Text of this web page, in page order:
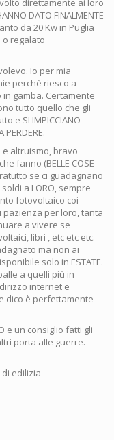
DATO FINALMENTE
da 20 Kw in Puglia
regalato
Io per mia
perchè riesco a
gamba. Certamente
tutto quello che gli
e SI IMPICCIANO
PERDERE.
e altruismo, bravo
fanno (BELLE COSE
se ci guadagnano
a LORO, sempre
fotovoltaico coi
pazienza per loro, tanta
a vivere se
libri , etc etc etc.
ma non ai
solo in ESTATE.
a quelli più in
internet e
dico è perfettamente
e un consiglio fatti gli
porta alle guerre.
edilizia